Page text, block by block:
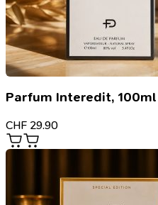
Parfum Interedit, 100ml
CHF 29.90